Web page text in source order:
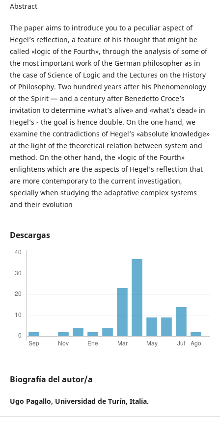
Abstract
The paper aims to introduce you to a peculiar aspect of
Hegel’s reflection, a feature of his thought that might be
called «logic of the Fourth», through the analysis of some of
the most important work of the German philosopher as in
the case of Science of Logic and the Lectures on the History
of Philosophy. Two hundred years after his Phenomenology
of the Spirit — and a century after Benedetto Croce’s
invitation to determine «what’s alive» and «what’s dead» in
Hegel’s - the goal is hence double. On the one hand, we
examine the contradictions of Hegel’s «absolute knowledge»
at the light of the theoretical relation between system and
method. On the other hand, the «logic of the Fourth»
enlightens which are the aspects of Hegel’s reflection that
are more contemporary to the current investigation,
specially when studying the adaptative complex systems
and their evolution
Descargas
Biografía del autor/a
Ugo Pagallo, Universidad de Turín, Italia.